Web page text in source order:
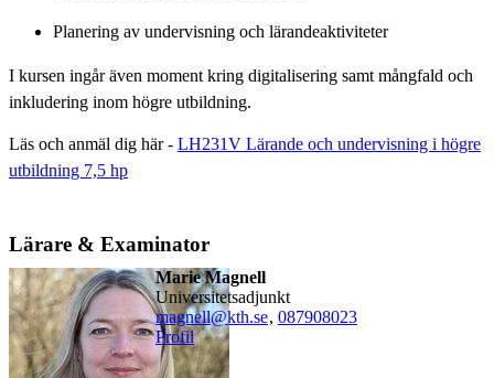
Planering av undervisning och lärandeaktiviteter
I kursen ingår även moment kring digitalisering samt mångfald och
inkludering inom högre utbildning.
Läs och anmäl dig här - LH231V Lärande och undervisning i högre
utbildning 7,5 hp
Lärare & Examinator
Marie Magnell
universitetsadjunkt
magnell@kth.se, 087908023
Profil